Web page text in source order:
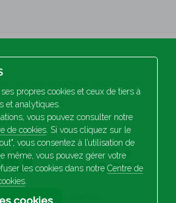
la Peña, 144
(ESPAGNE)
100
Tous droits réservés
propres cookies et ceux de tiers à
et analytiques.
vous pouvez consulter notre
de cookies . Si vous cliquez sur le
vous consentez à l’utilisation de
même, vous pouvez gérer votre
les cookies dans notre Centre de
cookies